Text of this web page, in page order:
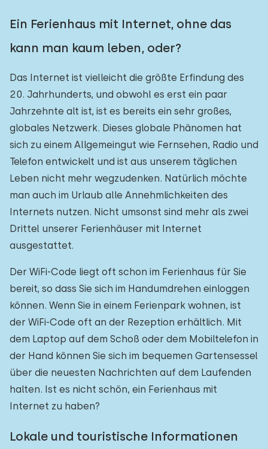
Ein Ferienhaus mit Internet, ohne das
kann man kaum leben, oder?
Das Internet ist vielleicht die größte Erfindung des
20. Jahrhunderts, und obwohl es erst ein paar
Jahrzehnte alt ist, ist es bereits ein sehr großes,
globales Netzwerk. Dieses globale Phänomen hat
sich zu einem Allgemeingut wie Fernsehen, Radio und
Telefon entwickelt und ist aus unserem täglichen
Leben nicht mehr wegzudenken. Natürlich möchte
man auch im Urlaub alle Annehmlichkeiten des
Internets nutzen. Nicht umsonst sind mehr als zwei
Drittel unserer Ferienhäuser mit Internet
ausgestattet.
Der WiFi-Code liegt oft schon im Ferienhaus für Sie
bereit, so dass Sie sich im Handumdrehen einloggen
können. Wenn Sie in einem Ferienpark wohnen, ist
der WiFi-Code oft an der Rezeption erhältlich. Mit
dem Laptop auf dem Schoß oder dem Mobiltelefon in
der Hand können Sie sich im bequemen Gartensessel
über die neuesten Nachrichten auf dem Laufenden
halten. Ist es nicht schön, ein Ferienhaus mit
Internet zu haben?
Lokale und touristische Informationen